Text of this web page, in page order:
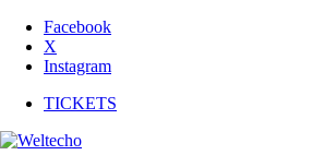
Facebook
X
Instagram
TICKETS